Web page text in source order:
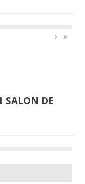
› »
SALON DE